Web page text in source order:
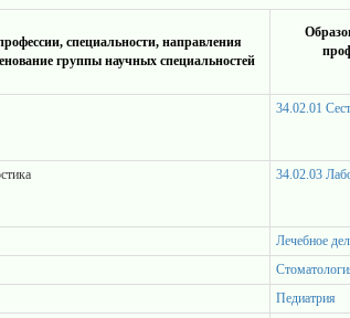
специальности, направления
группы научных специальностей
34.02.01
34.02.03
Лечебное
Педиатрия